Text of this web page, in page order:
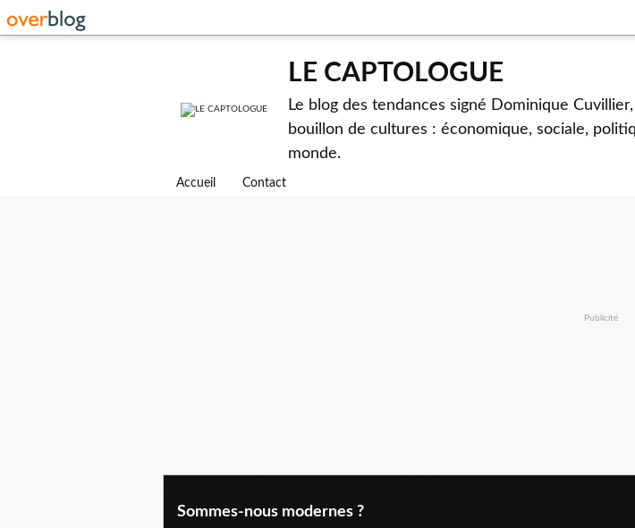
LE CAPTOLOGUE
Le blog des tendances signé Dominique
bouillon de cultures : économique, sociale,
monde.
Accueil Contact
Publicité
Sommes-nous modernes ?